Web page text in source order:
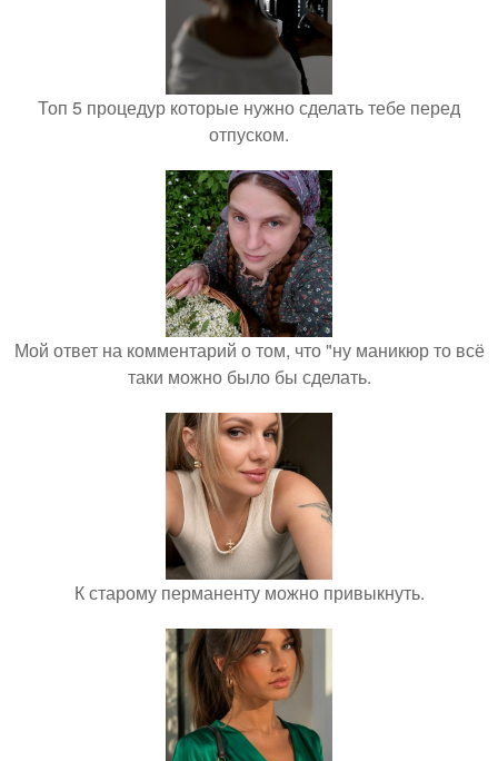
Топ 5 процедур которые нужно сделать тебе перед
отпуском.
Мой ответ на комментарий о том, что "ну маникюр то всё
таки можно было бы сделать.
К старому перманенту можно привыкнуть.